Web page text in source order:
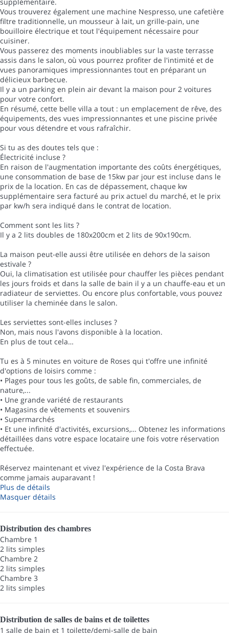
Vous trouverez également une machine Nespresso, une cafetière
filtre traditionnelle, un mousseur à lait, un grille-pain, une
bouilloire électrique et tout l'équipement nécessaire pour
cuisiner.
Vous passerez des moments inoubliables sur la vaste terrasse
assis dans le salon, où vous pourrez profiter de l'intimité et de
vues panoramiques impressionnantes tout en préparant un
délicieux barbecue.
Il y a un parking en plein air devant la maison pour 2 voitures
pour votre confort.
En résumé, cette belle villa a tout : un emplacement de rêve, des
équipements, des vues impressionnantes et une piscine privée
pour vous détendre et vous rafraîchir.
Si tu as des doutes tels que :
Électricité incluse ?
En raison de l'augmentation importante des coûts énergétiques,
une consommation de base de 15kw par jour est incluse dans le
prix de la location. En cas de dépassement, chaque kw
supplémentaire sera facturé au prix actuel du marché, et le prix
par kw/h sera indiqué dans le contrat de location.
Comment sont les lits ?
Il y a 2 lits doubles de 180x200cm et 2 lits de 90x190cm.
La maison peut-elle aussi être utilisée en dehors de la saison
estivale ?
Oui, la climatisation est utilisée pour chauffer les pièces pendant
les jours froids et dans la salle de bain il y a un chauffe-eau et un
radiateur de serviettes. Ou encore plus confortable, vous pouvez
utiliser la cheminée dans le salon.
Les serviettes sont-elles incluses ?
Non, mais nous l'avons disponible à la location.
En plus de tout cela…
Tu es à 5 minutes en voiture de Roses qui t'offre une infinité
d'options de loisirs comme :
• Plages pour tous les goûts, de sable fin, commerciales, de
nature,...
• Une grande variété de restaurants
• Magasins de vêtements et souvenirs
• Supermarchés
• Et une infinité d'activités, excursions,… Obtenez les informations
détaillées dans votre espace locataire une fois votre réservation
effectuée.
Réservez maintenant et vivez l'expérience de la Costa Brava
comme jamais auparavant !
Plus de détails
Masquer détails
Distribution des chambres
Chambre 1
2 lits simples
Chambre 2
2 lits simples
Chambre 3
2 lits simples
Distribution de salles de bains et de toilettes
1 salle de bain et 1 toilette/demi-salle de bain